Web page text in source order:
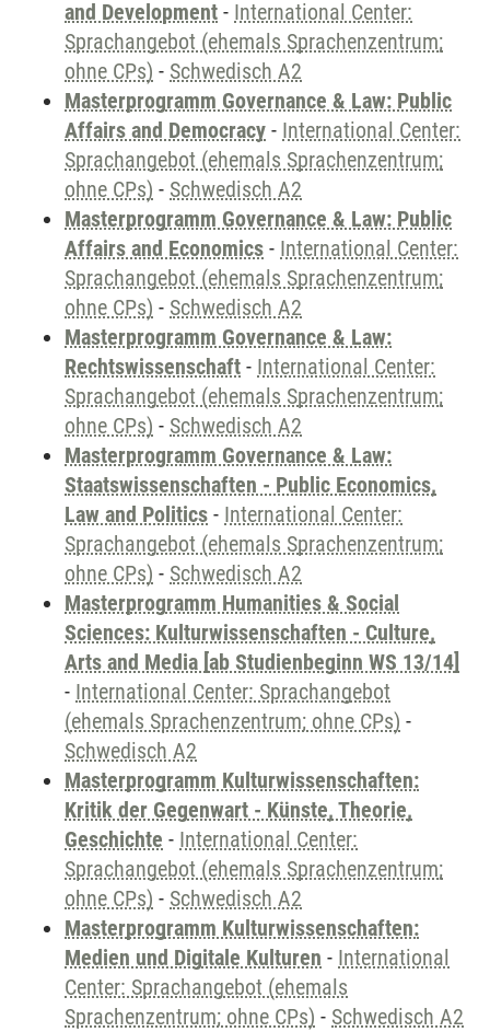
and Development - International Center:
Sprachangebot (ehemals Sprachenzentrum;
ohne CPs) - Schwedisch A2
Masterprogramm Governance & Law: Public
Affairs and Democracy - International Center:
Sprachangebot (ehemals Sprachenzentrum;
ohne CPs) - Schwedisch A2
Masterprogramm Governance & Law: Public
Affairs and Economics - International Center:
Sprachangebot (ehemals Sprachenzentrum;
ohne CPs) - Schwedisch A2
Masterprogramm Governance & Law:
Rechtswissenschaft - International Center:
Sprachangebot (ehemals Sprachenzentrum;
ohne CPs) - Schwedisch A2
Masterprogramm Governance & Law:
Staatswissenschaften - Public Economics,
Law and Politics - International Center:
Sprachangebot (ehemals Sprachenzentrum;
ohne CPs) - Schwedisch A2
Masterprogramm Humanities & Social
Sciences: Kulturwissenschaften - Culture,
Arts and Media [ab Studienbeginn WS 13/14]
- International Center: Sprachangebot
(ehemals Sprachenzentrum; ohne CPs) -
Schwedisch A2
Masterprogramm Kulturwissenschaften:
Kritik der Gegenwart - Künste, Theorie,
Geschichte - International Center:
Sprachangebot (ehemals Sprachenzentrum;
ohne CPs) - Schwedisch A2
Masterprogramm Kulturwissenschaften:
Medien und Digitale Kulturen - International
Center: Sprachangebot (ehemals
Sprachenzentrum; ohne CPs) - Schwedisch A2